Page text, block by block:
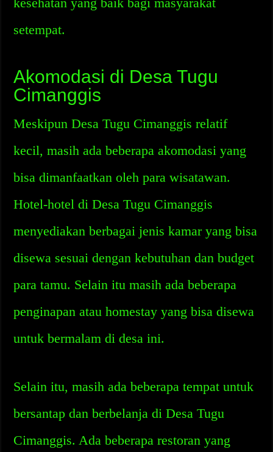
setempat.
Akomodasi di Desa Tugu
Cimanggis
Meskipun Desa Tugu Cimanggis relatif
kecil, masih ada beberapa akomodasi yang
bisa dimanfaatkan oleh para wisatawan.
Hotel-hotel di Desa Tugu Cimanggis
menyediakan berbagai jenis kamar yang bisa
disewa sesuai dengan kebutuhan dan budget
para tamu. Selain itu masih ada beberapa
penginapan atau homestay yang bisa disewa
untuk bermalam di desa ini.
Selain itu, masih ada beberapa tempat untuk
bersantap dan berbelanja di Desa Tugu
Cimanggis. Ada beberapa restoran yang